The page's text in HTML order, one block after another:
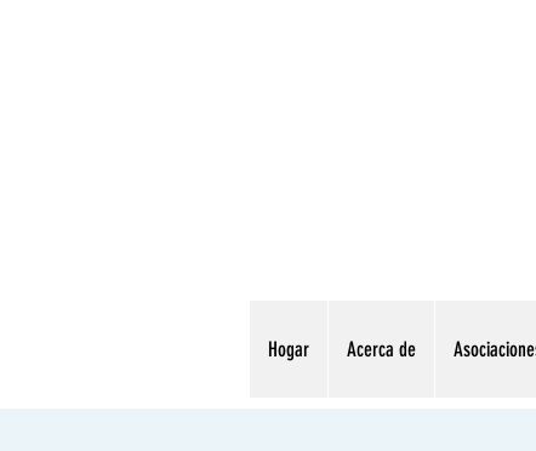
Hogar Acerca de